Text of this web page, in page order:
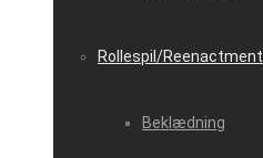
Rollespil/Reenactment
Beklædning